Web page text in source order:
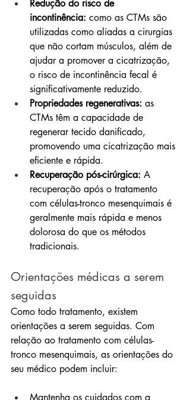
Redução do risco de
incontinência: como as CTMs são
utilizadas como aliadas a cirurgias
que não cortam músculos, além de
ajudar a promover a cicatrização,
o risco de incontinência fecal é
significativamente reduzido.
Propriedades regenerativas: as
CTMs têm a capacidade de
regenerar tecido danificado,
promovendo uma cicatrização mais
eficiente e rápida.
Recuperação pós-cirúrgica: A
recuperação após o tratamento
com células-tronco mesenquimais é
geralmente mais rápida e menos
dolorosa do que os métodos
tradicionais.
Orientações médicas a serem
seguidas
Como todo tratamento, existem
orientações a serem seguidas. Com
relação ao tratamento com células-
tronco mesenquimais, as orientações do
seu médico podem incluir:
Mantenha os cuidados com a